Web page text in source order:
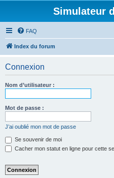
Simulateur
FAQ
Index du forum
Connexion
Nom d’utilisateur :
Mot de passe :
J’ai oublié mon mot de passe
Se souvenir de moi
Cacher mon statut en ligne pour cette